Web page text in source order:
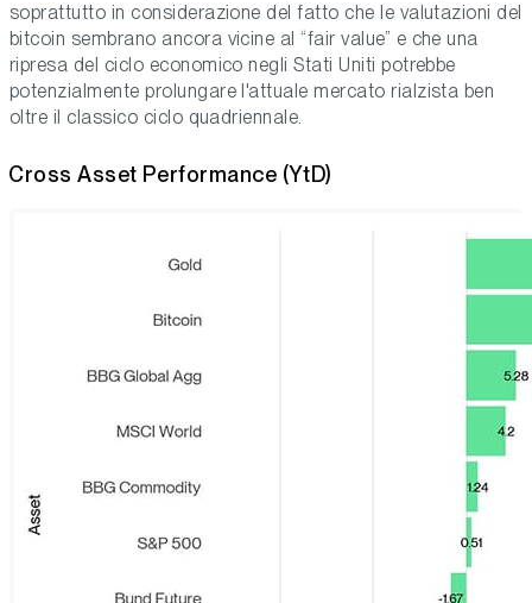
soprattutto in considerazione del fatto che le valutazioni del
bitcoin sembrano ancora vicine al “fair value” e che una
ripresa del ciclo economico negli Stati Uniti potrebbe
potenzialmente prolungare l'attuale mercato rialzista ben
oltre il classico ciclo quadriennale.
Cross Asset Performance (YtD)